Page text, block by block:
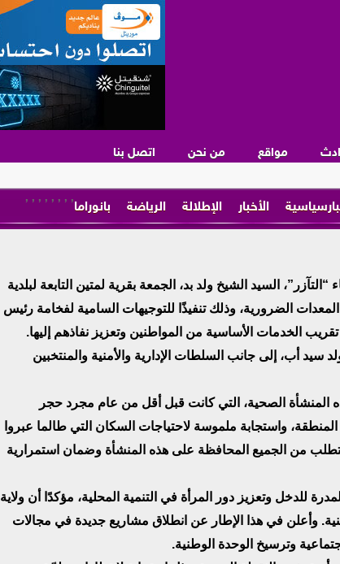
مواقع من نحن اتصل بنا
,
,
,
,
,
الأخبار
,
الإطلالة
,
الرياضة
,
بانوراما
السيد الشيخ ولد بد، الجمعة بقرية لمتين التابعة لبلدية
الضرورية، وذلك تنفيذًا للتوجيهات السامية لفخامة رئيس
الخدمات الأساسية من المواطنين وتعزيز نفاذهم إليها.
سيد أب، إلى جانب السلطات الإدارية والأمنية والمنتخبين
المنشأة الصحية، التي كانت قبل أقل من عام مجرد حجر
واستجابة ملموسة لاحتياجات السكان التي طالما عبروا
من الجميع المحافظة على هذه المنشأة وضمان استمرارية
للدخل وتعزيز دور المرأة في التنمية المحلية، مؤكدًا أن ولاية
وأعلن في هذا الإطار عن انطلاق مشاريع جديدة في مجالات
وترسيخ الوحدة الوطنية.